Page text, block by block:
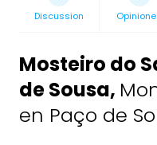
Discussion
Mosteiro do
de Sousa,
en Paço de